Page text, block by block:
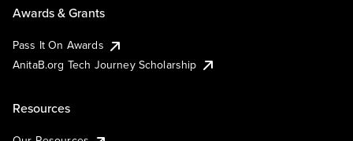
Awards & Grants
Pass It On Awards
AnitaB.org Tech Journey Scholarship
Resources